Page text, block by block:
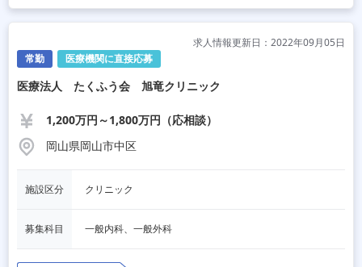
常勤 医療機関に直接応募
求人情報更新日：2022年09月05日
医療法人 たくふう会 旭竜クリニック
1,200万円～1,800万円（応相談）
岡山県岡山市中区
施設区分 クリニック
募集科目 一般内科、一般外科